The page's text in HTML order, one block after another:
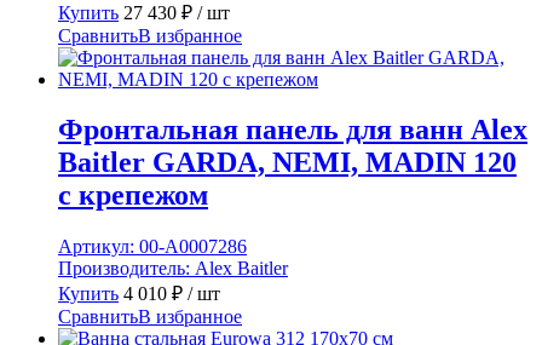
Купить 27 430 ₽ / шт
СравнитьВ избранное
Фронтальная панель для ванн Alex
Baitler GARDA, NEMI, MADIN 120
с крепежом
Артикул: 00-A0007286
Производитель: Alex Baitler
Купить 4 010 ₽ / шт
СравнитьВ избранное